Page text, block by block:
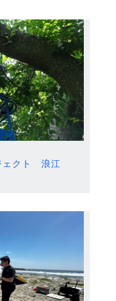
ェクト 浪江